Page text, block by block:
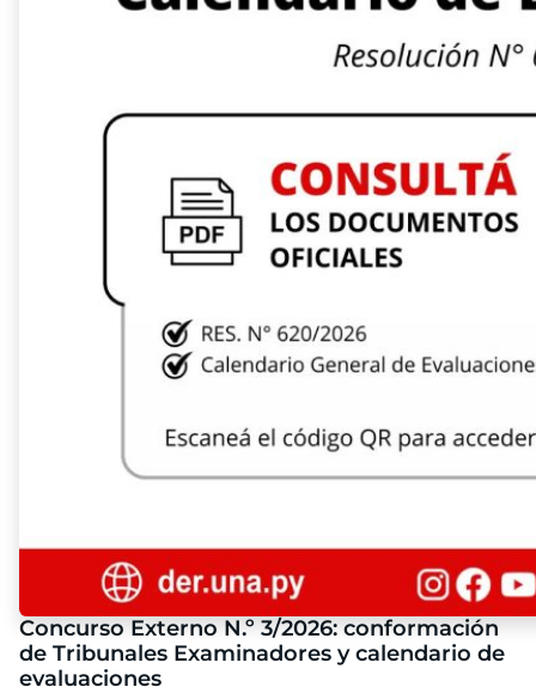
Concurso Externo N.º 3/2026: conformación
de Tribunales Examinadores y calendario de
evaluaciones